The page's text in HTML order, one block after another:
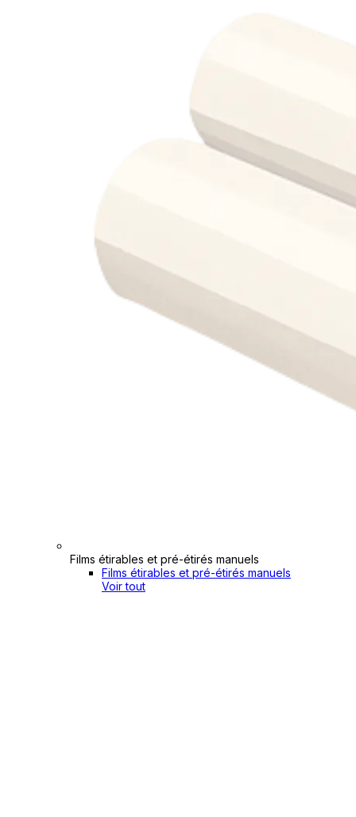
Films étirables et pré-étirés manuels
Films étirables et pré-étirés manuels
Voir tout